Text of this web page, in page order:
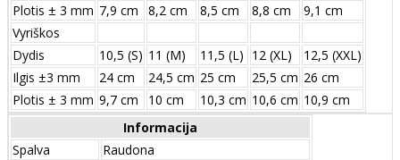
Plotis ± 3 mm 7,9 cm 8,2 cm 8,5 cm 8,8 cm
9,1 cm
Vyriškos
Dydis
10,5 (S) 11 (M) 11,5 (L) 12 (XL)
12,5 (XXL)
Ilgis ±3 mm
24 сm 24,5 сm 25 сm 25,5 сm 26 сm
Plotis ± 3 mm 9,7 сm 10 сm 10,3 сm 10,6 сm 10,9 сm
Informacija
Spalva
Raudona